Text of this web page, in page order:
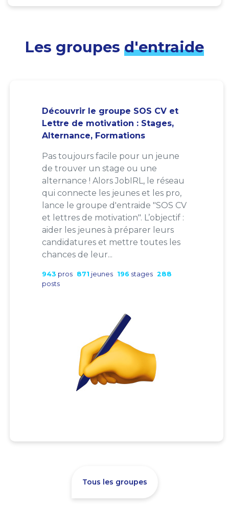
Les groupes d'entraide
Découvrir le groupe SOS CV et
Lettre de motivation : Stages,
Alternance, Formations
Pas toujours facile pour un jeune
de trouver un stage ou une
alternance ! Alors JobIRL, le réseau
qui connecte les jeunes et les pro,
lance le groupe d'entraide "SOS CV
et lettres de motivation". L’objectif :
aider les jeunes à préparer leurs
candidatures et mettre toutes les
chances de leur...
943 pros 871 jeunes 196 stages 288
posts
Tous les groupes